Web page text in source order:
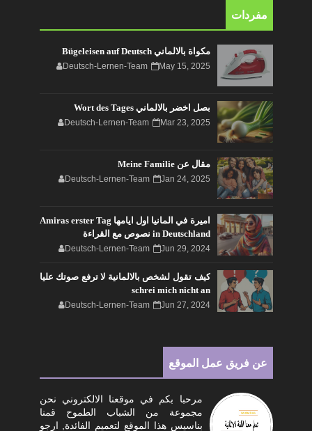
مفردات
مكواة بالالماني Bügeleisen auf Deutsch
Deutsch-Lernen-Team May 15, 2025
بصل اخضر بالالماني Wort des Tages
Deutsch-Lernen-Team Mar 23, 2025
مقال عن Meine Familie
Deutsch-Lernen-Team Jan 24, 2025
اميرة في المانيا اول ايامها Amiras erster Tag
in Deutschland نصوص مع القراءة
Deutsch-Lernen-Team Jun 29, 2024
كيف تقول لشخص بالالمانية لا ترفع صوتك عليا
schrei mich nicht an
Deutsch-Lernen-Team Jun 27, 2024
عن فريق عمل الموقع
مرحبا بكم في موقعنا الالكتروني نحن
مجموعة من الشباب الطموح قمنا
بناسيس هذا الموقع لتعميم الفائدة, ارجو